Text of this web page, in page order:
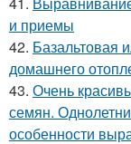
и приемы
42. Базальтовая
домашнего
43. Очень
семян.
особенности